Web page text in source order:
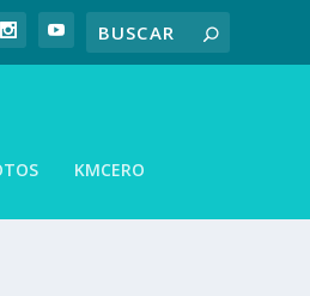
KMCERO